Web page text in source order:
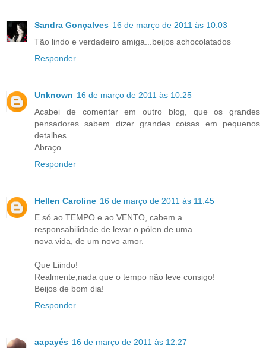
Sandra Gonçalves 16 de março de 2011 às 10:03
Tão lindo e verdadeiro amiga...beijos achocolatados
Responder
Unknown 16 de março de 2011 às 10:25
Acabei de comentar em outro blog, que os grandes
pensadores sabem dizer grandes coisas em pequenos
detalhes.
Abraço
Responder
Hellen Caroline 16 de março de 2011 às 11:45
E só ao TEMPO e ao VENTO, cabem a
responsabilidade de levar o pólen de uma
nova vida, de um novo amor.
Que Liindo!
Realmente,nada que o tempo não leve consigo!
Beijos de bom dia!
Responder
aapayés 16 de março de 2011 às 12:27